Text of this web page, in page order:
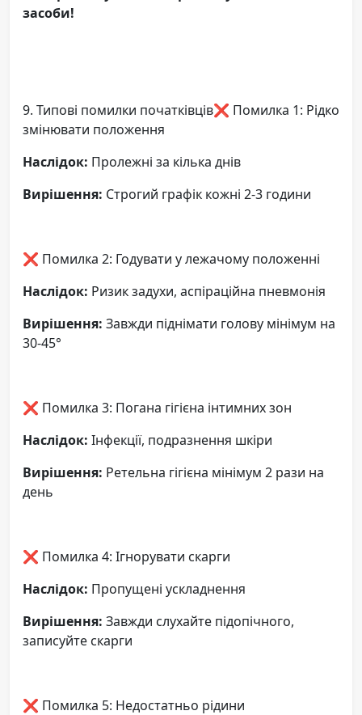
засоби!
9. Типові помилки початківців❌ Помилка 1: Рідко
змінювати положення
Наслідок: Пролежні за кілька днів
Вирішення: Строгий графік кожні 2-3 години
❌ Помилка 2: Годувати у лежачому положенні
Наслідок: Ризик задухи, аспіраційна пневмонія
Вирішення: Завжди піднімати голову мінімум на
30-45°
❌ Помилка 3: Погана гігієна інтимних зон
Наслідок: Інфекції, подразнення шкіри
Вирішення: Ретельна гігієна мінімум 2 рази на
день
❌ Помилка 4: Ігнорувати скарги
Наслідок: Пропущені ускладнення
Вирішення: Завжди слухайте підопічного,
записуйте скарги
❌ Помилка 5: Недостатньо рідини